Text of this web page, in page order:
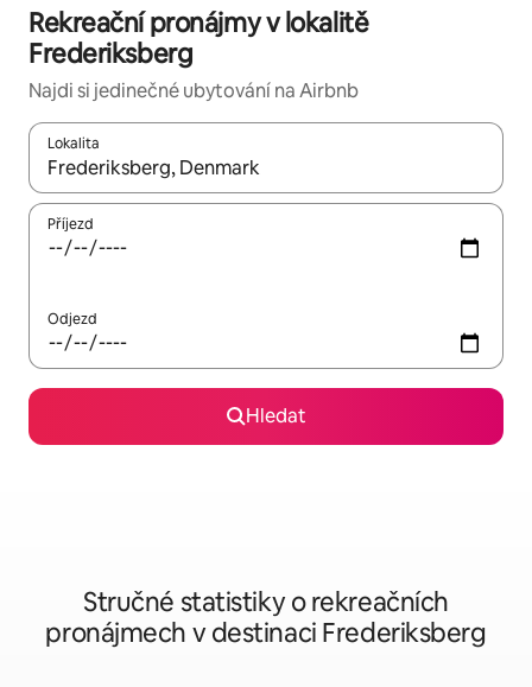
Rekreační pronájmy v lokalitě
Frederiksberg
Najdi si jedinečné ubytování na Airbnb
Lokalita
Až budou výsledky k dispozici, můžeš si je procházet pomocí
Příjezd
Odjezd
Hledat
Stručné statistiky o rekreačních
pronájmech v destinaci Frederiksberg